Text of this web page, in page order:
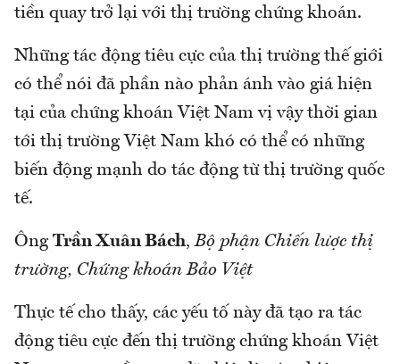
tiền quay trở lại với thị trường chứng khoán.
Những tác động tiêu cực của thị trường thế giới
có thể nói đã phần nào phản ánh vào giá hiện
tại của chứng khoán Việt Nam vị vậy thời gian
tới thị trường Việt Nam khó có thể có những
biến động mạnh do tác động từ thị trường quốc
tế.
Ông Trần Xuân Bách,Bộ phận Chiến lược thị
trường, Chứng khoán Bảo Việt
Thực tế cho thấy, các yếu tố này đã tạo ra tác
động tiêu cực đến thị trường chứng khoán Việt